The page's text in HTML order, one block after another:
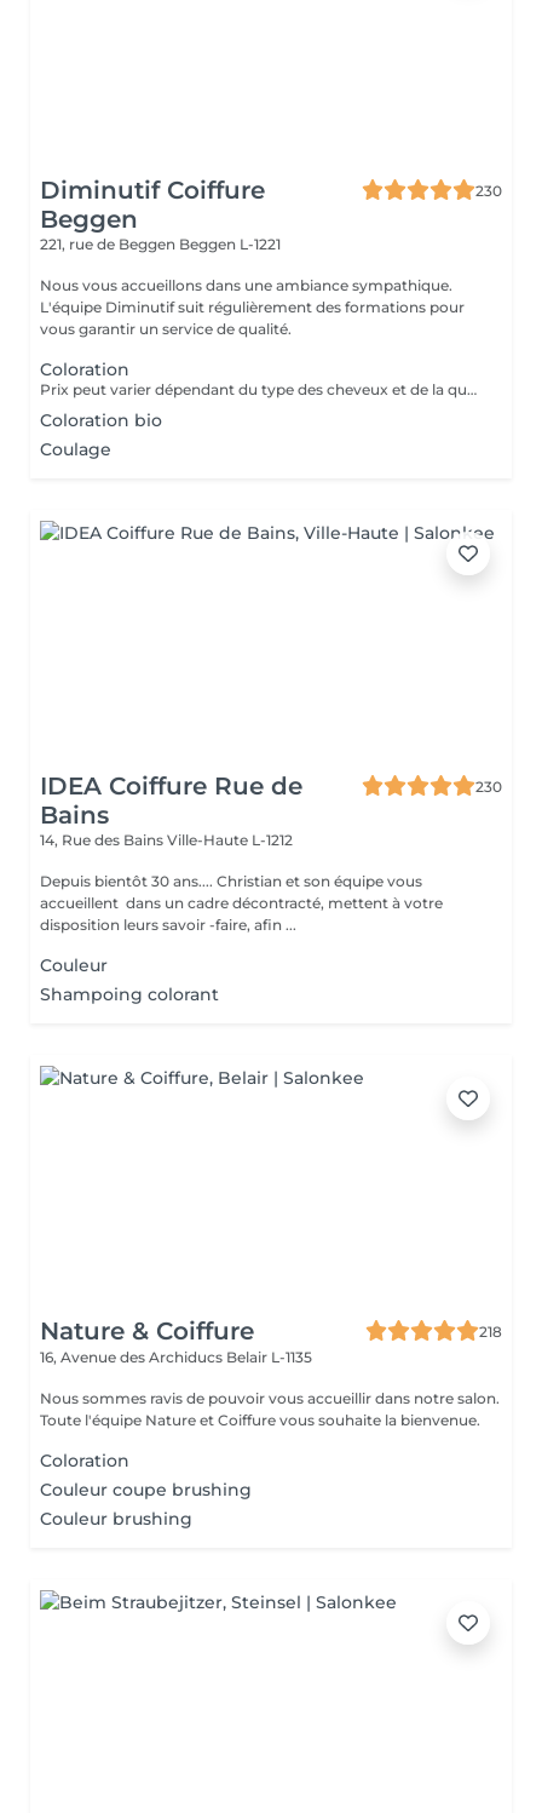
Diminutif Coiffure
Beggen
230
221, rue de Beggen Beggen L-1221
Nous vous accueillons dans une ambiance sympathique.
L'équipe Diminutif suit régulièrement des formations pour
vous garantir un service de qualité.
Coloration
Prix peut varier dépendant du type des cheveux et de la quantité de couleur utilisée
Coloration bio
Coulage
IDEA Coiffure Rue de
Bains
230
14, Rue des Bains Ville-Haute L-1212
Depuis bientôt 30 ans.... Christian et son équipe vous
accueillent dans un cadre décontracté, mettent à votre
disposition leurs savoir -faire, afin ...
Couleur
Shampoing colorant
Nature & Coiffure
218
16, Avenue des Archiducs Belair L-1135
Nous sommes ravis de pouvoir vous accueillir dans notre salon.
Toute l'équipe Nature et Coiffure vous souhaite la bienvenue.
Coloration
Couleur coupe brushing
Couleur brushing